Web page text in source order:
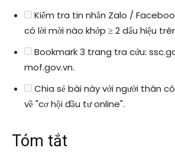
Kiểm tra tin nhắn Zalo /
có lời mời nào khớp ≥ 2 dấu hiệu
Bookmark 3 trang tra cứu:
mof.gov.vn.
Chia sẻ bài này với người thân
về "cơ hội đầu tư online".
Tóm tắt